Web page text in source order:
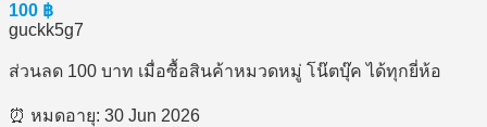
100 ฿
guckk5g7
ส่วนลด 100 บาท เมื่อซื้อสินค้าหมวดหมู่ โน๊ตบุ๊ค ได้ทุกยี่ห้อ
⏰ หมดอายุ: 30 Jun 2026